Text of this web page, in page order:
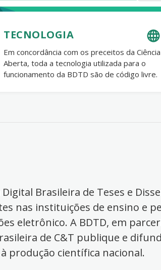
TECNOLOGIA
Em concordância com os preceitos da Ciência
Aberta, toda a tecnologia utilizada para o
funcionamento da BDTD são de código livre.
Brasileira de Teses e
nas instituições de ensino e
eletrônico. A BDTD, em
de C&T publique e
produção científica nacional.